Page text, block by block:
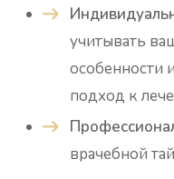
учитывать
особенности
подход к
врачебной